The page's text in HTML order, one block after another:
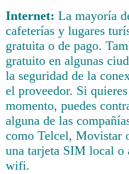
Internet: La mayoría
cafeterías y lugares
gratuita o de pago.
gratuito en algunas
la seguridad de la
el proveedor. Si
momento, puedes
alguna de las
como Telcel, Movistar
una tarjeta SIM local
wifi.